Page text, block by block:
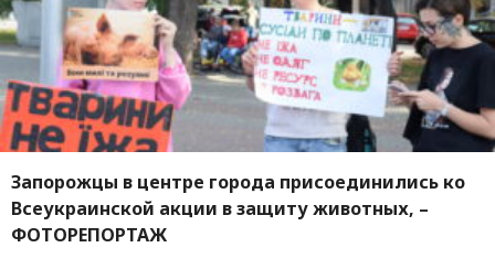
Запорожцы в центре города присоединились ко
Всеукраинской акции в защиту животных, –
ФОТОРЕПОРТАЖ